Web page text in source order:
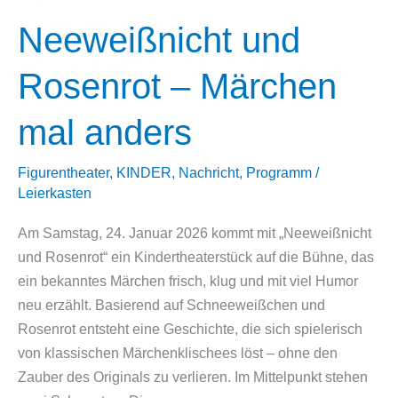
Neeweißnicht und
Rosenrot – Märchen
mal anders
Figurentheater, KINDER, Nachricht, Programm /
Leierkasten
Am Samstag, 24. Januar 2026 kommt mit „Neeweißnicht
und Rosenrot“ ein Kindertheaterstück auf die Bühne, das
ein bekanntes Märchen frisch, klug und mit viel Humor
neu erzählt. Basierend auf Schneeweißchen und
Rosenrot entsteht eine Geschichte, die sich spielerisch
von klassischen Märchenklischees löst – ohne den
Zauber des Originals zu verlieren. Im Mittelpunkt stehen